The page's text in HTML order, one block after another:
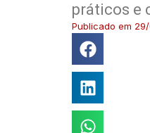
práticos e
Publicado em